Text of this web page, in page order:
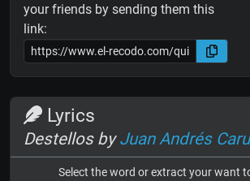
your friends by sending them this
link:
Lyrics
Destellos byJuan Andrés
Select the word or extract your want